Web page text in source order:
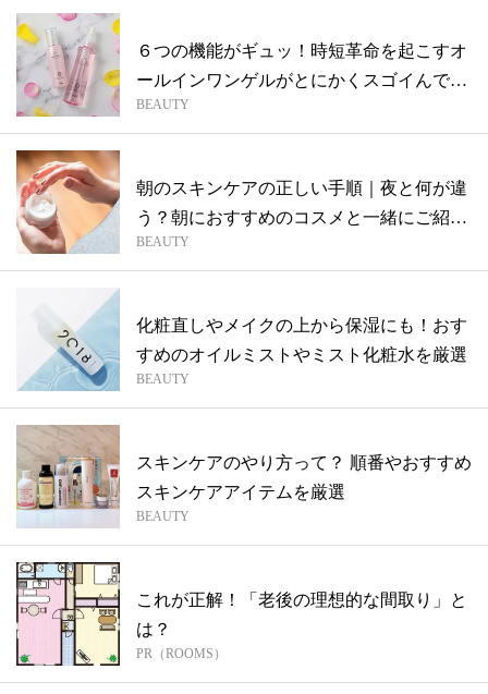
６つの機能がギュッ！時短革命を起こすオ
ールインワンゲルがとにかくスゴイんで
す。
BEAUTY
朝のスキンケアの正しい手順｜夜と何が違
う？朝におすすめのコスメと一緒にご紹
介！
BEAUTY
化粧直しやメイクの上から保湿にも！おす
すめのオイルミストやミスト化粧水を厳選
BEAUTY
スキンケアのやり方って？ 順番やおすすめ
スキンケアアイテムを厳選
BEAUTY
これが正解！「老後の理想的な間取り」と
は？
PR（ROOMS）